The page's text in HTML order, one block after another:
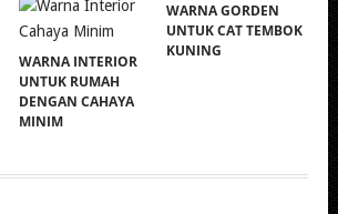
WARNA INTERIOR
UNTUK RUMAH
DENGAN CAHAYA
MINIM
WARNA GORDEN
UNTUK CAT TEMBOK
KUNING